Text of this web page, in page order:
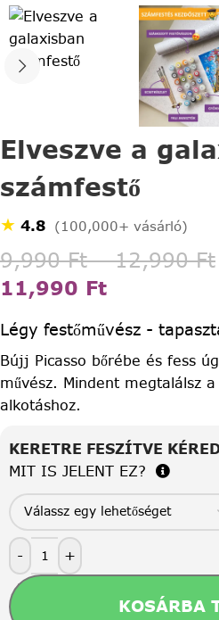
Elveszve a
számfestő
★ 4.8 (100,000+ vásárló)
9,990Ft – 12,990Ft
11,990 Ft
Légy festőművész -
Bújj Picasso bőrébe és fess
művész. Mindent megtalálsz
alkotáshoz.
KERETRE FESZÍTVE
MIT IS JELENT EZ?
- +
KOSÁRBA